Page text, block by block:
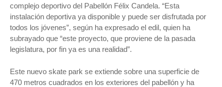
complejo deportivo del Pabellón Félix Candela. “Esta
instalación deportiva ya disponible y puede ser disfrutada por
todos los jóvenes”, según ha expresado el edil, quien ha
subrayado que “este proyecto, que proviene de la pasada
legislatura, por fin ya es una realidad”.
Este nuevo skate park se extiende sobre una superficie de
470 metros cuadrados en los exteriores del pabellón y ha